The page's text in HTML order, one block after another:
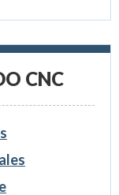
CNC